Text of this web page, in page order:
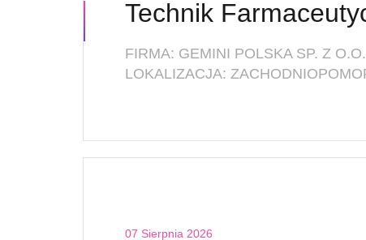
FIRMA: GEMINI POLSKA SP. Z O.O.
07 Sierpnia 2026